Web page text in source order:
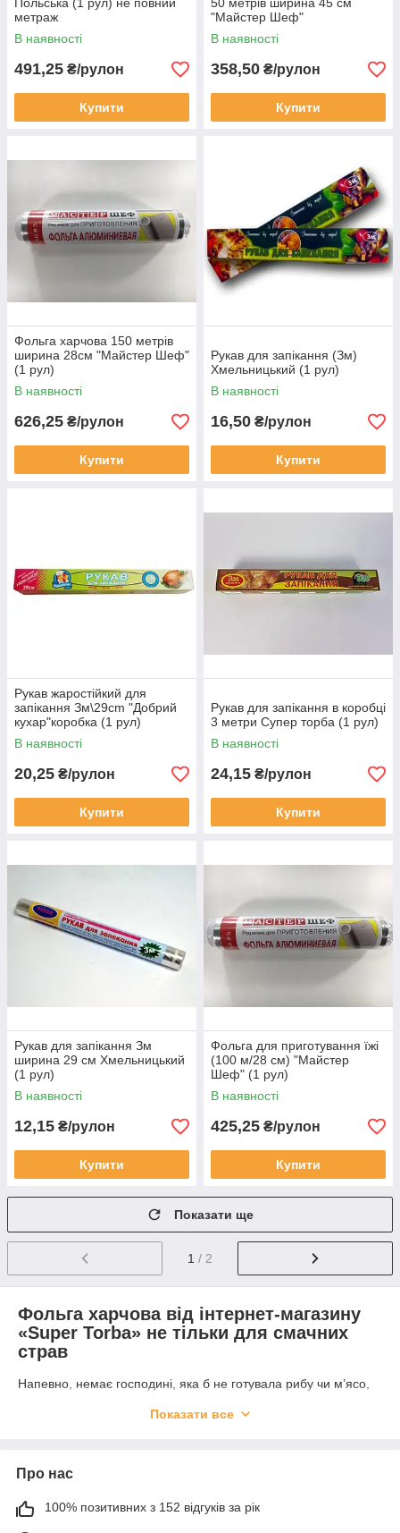
метраж
В наявності
491,25 ₴/рулон
Купити
"Майстер Шеф"
В наявності
358,50 ₴/рулон
Купити
Фольга харчова 150 метрів
ширина 28см "Майстер Шеф"
(1 рул)
В наявності
626,25 ₴/рулон
Купити
Рукав для запікання (Зм)
Хмельницький (1 рул)
В наявності
16,50 ₴/рулон
Купити
Рукав жаростійкий для
запікання Зм\29cm "Добрий
кухар"коробка (1 рул)
В наявності
20,25 ₴/рулон
Купити
Рукав для запікання в коробці
3 метри Супер торба (1 рул)
В наявності
24,15 ₴/рулон
Купити
Рукав для запікання Зм
ширина 29 см Хмельницький
(1 рул)
В наявності
12,15 ₴/рулон
Купити
Фольга для приготування їжі
(100 м/28 см) "Майстер
Шеф" (1 рул)
В наявності
425,25 ₴/рулон
Купити
Показати ще
1 / 2
Фольга харчова від інтернет-магазину
«Super Torba» не тільки для смачних
страв
Напевно, немає господині, яка б не готувала рибу чи м’ясо,
запікати продукти у своєму соку, причому стінки духовки та
Проте, сьогодні фольга використовується не лише в кулінарії.
манікюру чи педикюру. Тож усім цим закладам завжди
Показати все
Про нас
100% позитивних з 152 відгуків за рік